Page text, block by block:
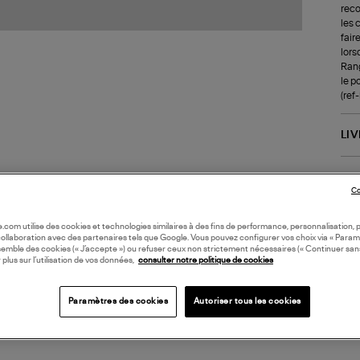
les
le
(ref-
utilise des cookies et technologies similaires à des fins de performance, personnalisation,
avec des partenaires tels que Google. Vous pouvez configurer vos choix via «
des cookies (« J’accepte ») ou refuser ceux non strictement nécessaires (« Continuer
plus sur l’utilisation de vos données,
consulter notre politique de cookies
Paramètres des cookies Autoriser tous les cookies